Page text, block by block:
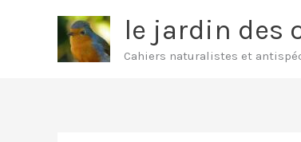
le jardin des
Cahiers naturalistes et